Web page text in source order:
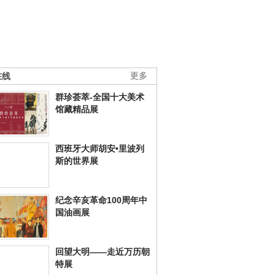
更多
线
群珍荟萃-全国十大美术
馆藏精品展
西班牙大师胡安•里波列
斯的世界展
纪念辛亥革命100周年中
国油画展
回望大明——走近万历朝
特展